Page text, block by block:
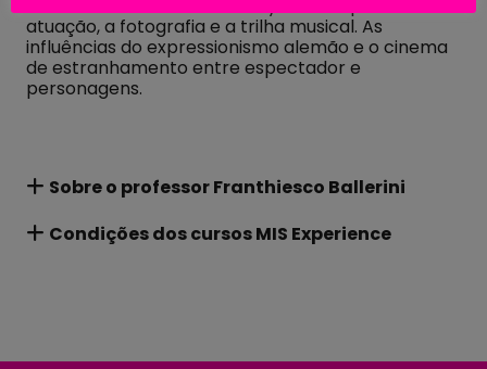
atuação, a fotografia e a trilha musical. As
influências do expressionismo alemão e o cinema
de estranhamento entre espectador e
personagens.
Sobre o professorFranthiesco Ballerini
Condições dos cursos MIS Experience